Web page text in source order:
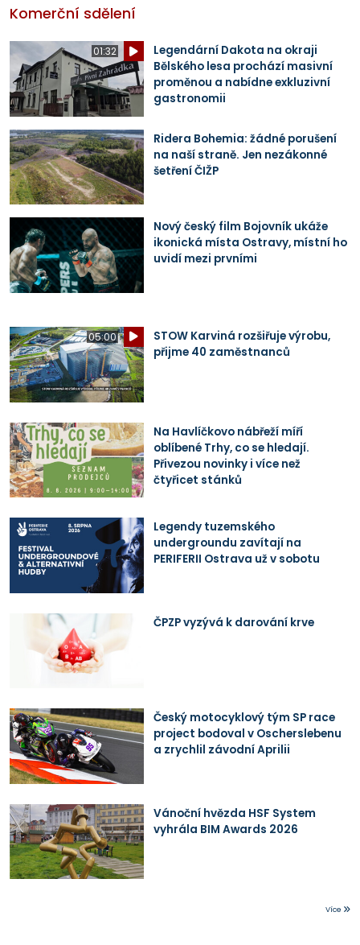
Komerční sdělení
01:32
Legendární Dakota na okraji
Bělského lesa prochází masivní
proměnou a nabídne exkluzivní
gastronomii
Ridera Bohemia: žádné porušení
na naší straně. Jen nezákonné
šetření ČIŽP
Nový český film Bojovník ukáže
ikonická místa Ostravy, místní ho
uvidí mezi prvními
05:00
STOW Karviná rozšiřuje výrobu,
přijme 40 zaměstnanců
Na Havlíčkovo nábřeží míří
oblíbené Trhy, co se hledají.
Přivezou novinky i více než
čtyřicet stánků
Legendy tuzemského
undergroundu zavítají na
PERIFERII Ostrava už v sobotu
ČPZP vyzývá k darování krve
Český motocyklový tým SP race
project bodoval v Oscherslebenu
a zrychlil závodní Aprilii
Vánoční hvězda HSF System
vyhrála BIM Awards 2026
Více